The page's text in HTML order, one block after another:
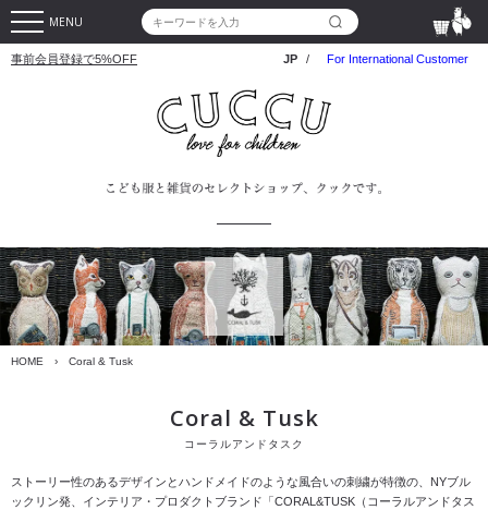
MENU
事前会員登録で5%OFF JP / For International Customer
HOME › Coral & Tusk
Coral & Tusk
コーラルアンドタスク
ストーリー性のあるデザインとハンドメイドのような風合いの刺繍が特徴の、NYブル
ックリン発、インテリア・プロダクトブランド「CORAL&TUSK（コーラルアンドタス